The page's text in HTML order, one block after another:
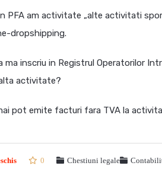
PFA am activitate „alte activitati
dropshipping.
ma inscriu in Registrul Operatorilor
activitate?
pot emite facturi fara TVA la
0 Chestiuni legale